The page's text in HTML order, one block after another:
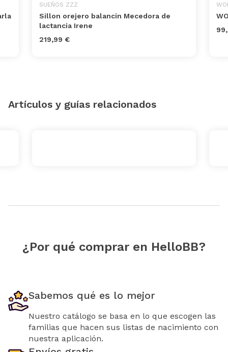
SUEÑOS ZZZ
Sillon orejero balancin Mecedora de
lactancia Irene
219,99 €
Artículos y guías relacionados
¿Por qué comprar en HelloBB?
Sabemos qué es lo mejor
Nuestro catálogo se basa en lo que escogen las
familias que hacen sus listas de nacimiento con
nuestra aplicación.